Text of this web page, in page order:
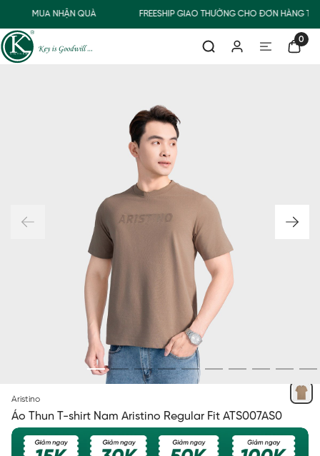
MUA NHẬN QUÀ FREESHIP GIAO THƯỜNG CHO ĐƠN HÀNG
0
Aristino
Áo Thun T-shirt Nam Aristino Regular Fit ATS007AS0